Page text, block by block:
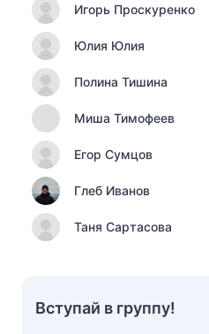
Игорь Проскуренко
Юлия Юлия
Полина Тишина
Миша Тимофеев
Егор Сумцов
Глеб Иванов
Таня Сартасова
Вступай в группу!